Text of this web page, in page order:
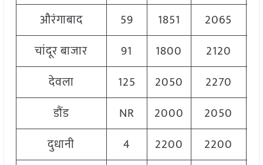
औरंगाबाद
59 1851 2065
चांदूर बाजार
91 1800 2120
देवला
125 2050 2270
डौंड
NR 2000 2050
दुधानी
4 2200 2200